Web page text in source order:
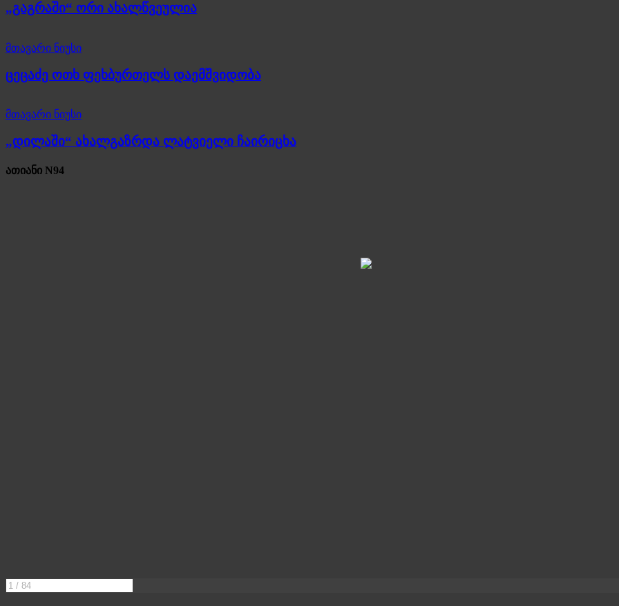
„გაგრაში“ ორი ახალწვეულია
მთავარი ნიუსი
ცეცაძე ოთხ ფეხბურთელს დაემშვიდობა
მთავარი ნიუსი
„დილაში“ ახალგაზრდა ლატვიელი ჩაირიცხა
ათიანი N94